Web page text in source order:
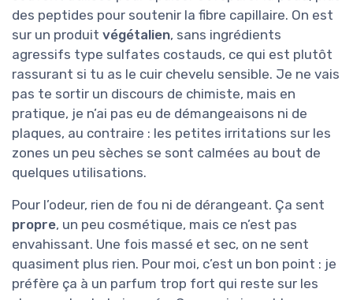
des peptides pour soutenir la fibre capillaire. On est
sur un produit végétalien, sans ingrédients
agressifs type sulfates costauds, ce qui est plutôt
rassurant si tu as le cuir chevelu sensible. Je ne vais
pas te sortir un discours de chimiste, mais en
pratique, je n’ai pas eu de démangeaisons ni de
plaques, au contraire : les petites irritations sur les
zones un peu sèches se sont calmées au bout de
quelques utilisations.
Pour l’odeur, rien de fou ni de dérangeant. Ça sent
propre, un peu cosmétique, mais ce n’est pas
envahissant. Une fois massé et sec, on ne sent
quasiment plus rien. Pour moi, c’est un bon point : je
préfère ça à un parfum trop fort qui reste sur les